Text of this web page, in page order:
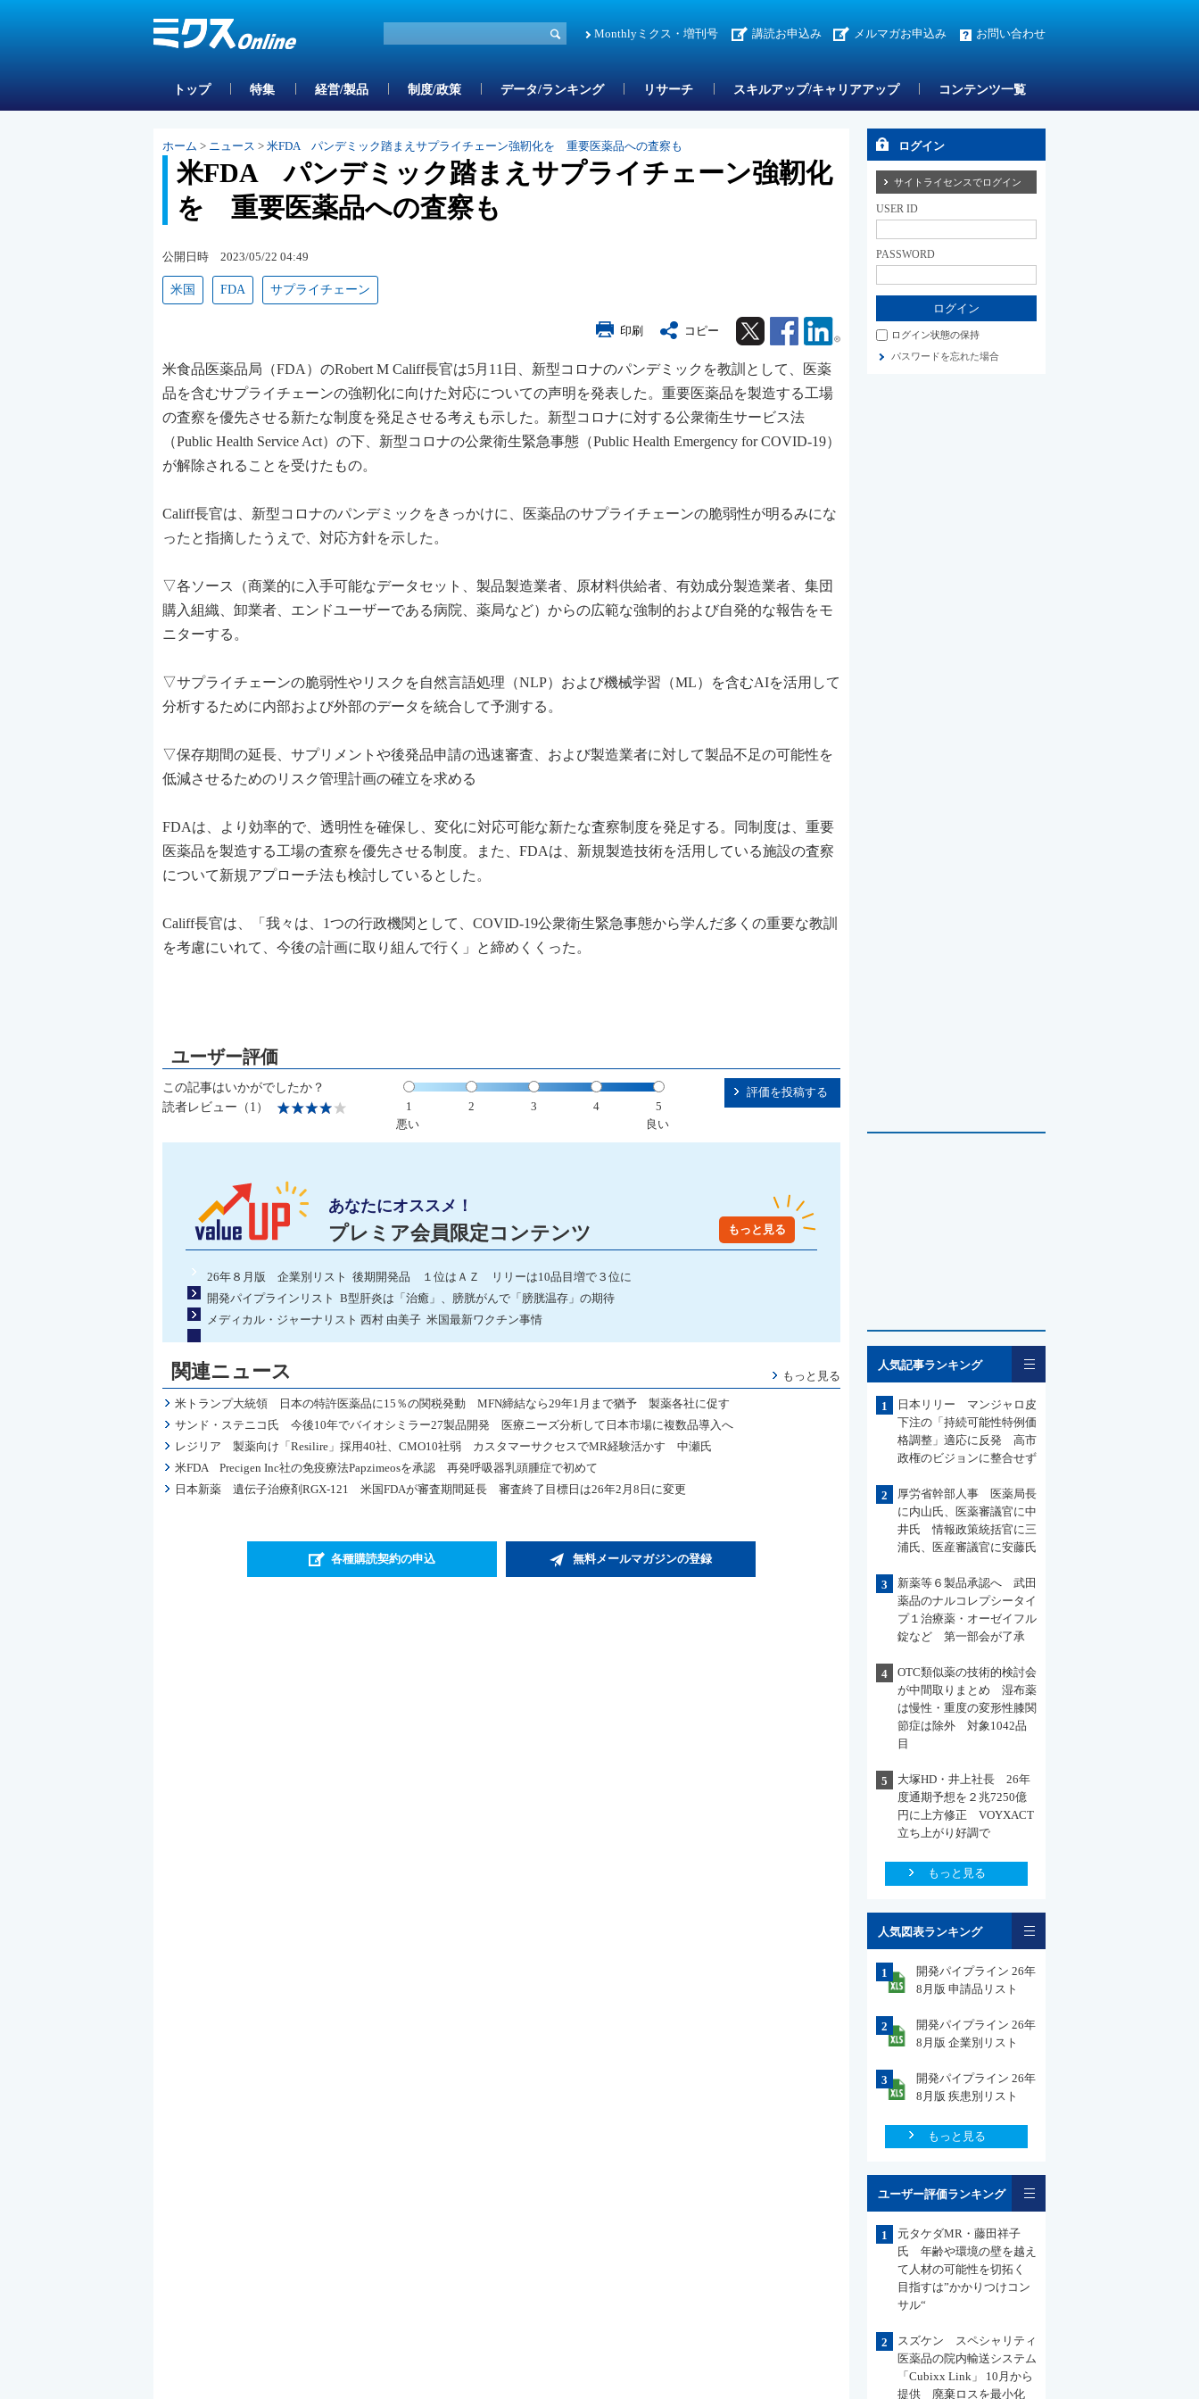
Monthlyミクス・増刊号 講読お申込み メルマガお申込み お問い合わせ
トップ 特集 経営/製品 制度/政策 データ/ランキング リサーチ スキルアップ/キャリアアップ コンテンツ一覧
ホーム > ニュース > 米FDA パンデミック踏まえサプライチェーン強靭化を 重要医薬品への査察も
米FDA パンデミック踏まえサプライチェーン強靭化
を 重要医薬品への査察も
公開日時 2023/05/22 04:49
米国 FDA サプライチェーン
印刷 コピー Twitter Facebook Linkedin
米食品医薬品局（FDA）のRobert M Califf長官は5月11日、新型コロナのパンデミックを教訓として、医薬
品を含むサプライチェーンの強靭化に向けた対応についての声明を発表した。重要医薬品を製造する工場
の査察を優先させる新たな制度を発足させる考えも示した。新型コロナに対する公衆衛生サービス法
（Public Health Service Act）の下、新型コロナの公衆衛生緊急事態（Public Health Emergency for COVID-19）
が解除されることを受けたもの。
Califf長官は、新型コロナのパンデミックをきっかけに、医薬品のサプライチェーンの脆弱性が明るみにな
ったと指摘したうえで、対応方針を示した。
▽各ソース（商業的に入手可能なデータセット、製品製造業者、原材料供給者、有効成分製造業者、集団
購入組織、卸業者、エンドユーザーである病院、薬局など）からの広範な強制的および自発的な報告をモ
ニターする。
▽サプライチェーンの脆弱性やリスクを自然言語処理（NLP）および機械学習（ML）を含むAIを活用して
分析するために内部および外部のデータを統合して予測する。
▽保存期間の延長、サプリメントや後発品申請の迅速審査、および製造業者に対して製品不足の可能性を
低減させるためのリスク管理計画の確立を求める
FDAは、より効率的で、透明性を確保し、変化に対応可能な新たな査察制度を発足する。同制度は、重要
医薬品を製造する工場の査察を優先させる制度。また、FDAは、新規製造技術を活用している施設の査察
について新規アプローチ法も検討しているとした。
Califf長官は、「我々は、1つの行政機関として、COVID-19公衆衛生緊急事態から学んだ多くの重要な教訓
を考慮にいれて、今後の計画に取り組んで行く」と締めくくった。
この記事はいかがでしたか？
読者レビュー（1）
1 2 3 4
5
悪い
良い
評価を投稿する
あなたにオススメ！
プレミア会員限定コンテンツ もっと見る
26年８月版 企業別リスト 後期開発品 １位はＡＺ リリーは10品目増で３位に
開発パイプラインリスト B型肝炎は「治癒」、膀胱がんで「膀胱温存」の期待
メディカル・ジャーナリスト 西村 由美子 米国最新ワクチン事情
関連ニュース もっと見る
米トランプ大統領 日本の特許医薬品に15％の関税発動 MFN締結なら29年1月まで猶予 製薬各社に促す
サンド・ステニコ氏 今後10年でバイオシミラー27製品開発 医療ニーズ分析して日本市場に複数品導入へ
レジリア 製薬向け「Resilire」採用40社、CMO10社弱 カスタマーサクセスでMR経験活かす 中瀬氏
米FDA Precigen Inc社の免疫療法Papzimeosを承認 再発呼吸器乳頭腫症で初めて
日本新薬 遺伝子治療剤RGX-121 米国FDAが審査期間延長 審査終了目標日は26年2月8日に変更
各種購読契約の申込 無料メールマガジンの登録
ログイン
サイトライセンスでログイン
USER ID
PASSWORD
ログイン状態の保持
パスワードを忘れた場合
人気記事ランキング
1
日本リリー マンジャロ皮
下注の「持続可能性特例価
格調整」適応に反発 高市
政権のビジョンに整合せず
2
厚労省幹部人事 医薬局長
に内山氏、医薬審議官に中
井氏 情報政策統括官に三
浦氏、医産審議官に安藤氏
3
新薬等６製品承認へ 武田
薬品のナルコレプシータイ
プ１治療薬・オーゼイフル
錠など 第一部会が了承
4
OTC類似薬の技術的検討会
が中間取りまとめ 湿布薬
は慢性・重度の変形性膝関
節症は除外 対象1042品
目
5
大塚HD・井上社長 26年
度通期予想を２兆7250億
円に上方修正 VOYXACT
立ち上がり好調で
もっと見る
人気図表ランキング
1
開発パイプライン 26年
8月版 申請品リスト
2
開発パイプライン 26年
8月版 企業別リスト
3
開発パイプライン 26年
8月版 疾患別リスト
もっと見る
ユーザー評価ランキング
1
元タケダMR・藤田祥子
氏 年齢や環境の壁を越え
て人材の可能性を切拓く
目指すは”かかりつけコン
サル“
2
スズケン スペシャリティ
医薬品の院内輸送システム
「Cubixx Link」 10月から
提供 廃棄ロスを最小化